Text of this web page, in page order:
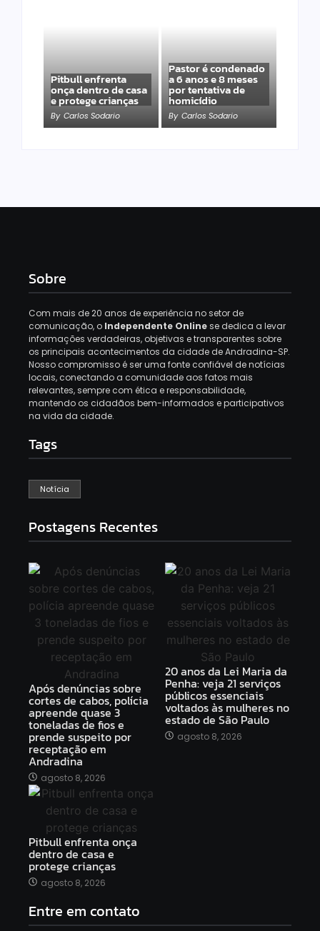
Pitbull enfrenta
onça dentro de casa
e protege crianças
By Carlos Sodario
Pastor é condenado
a 6 anos e 8 meses
por tentativa de
homicídio
By Carlos Sodario
Sobre
Com mais de 20 anos de experiência no setor de
comunicação, o Independente Onlinese dedica a levar
informações verdadeiras, objetivas e transparentes sobre
os principais acontecimentos da cidade de Andradina-SP.
Nosso compromisso é ser uma fonte confiável de notícias
locais, conectando a comunidade aos fatos mais
relevantes, sempre com ética e responsabilidade,
mantendo os cidadãos bem-informados e participativos
na vida da cidade.
Tags
Notícia
Postagens Recentes
Após denúncias sobre
cortes de cabos, polícia
apreende quase 3
toneladas de fios e
prende suspeito por
receptação em
Andradina
agosto 8, 2026
20 anos da Lei Maria da
Penha: veja 21 serviços
públicos essenciais
voltados às mulheres no
estado de São Paulo
agosto 8, 2026
Pitbull enfrenta onça
dentro de casa e
protege crianças
agosto 8, 2026
Entre em contato